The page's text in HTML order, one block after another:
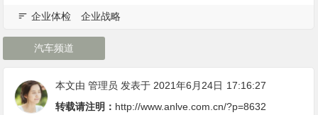
企业体检 企业战略
汽车频道
本文由管理员 发表于 2021年6月24日 17:16:27
转载请注明： http://www.anlve.com.cn/?p=8632